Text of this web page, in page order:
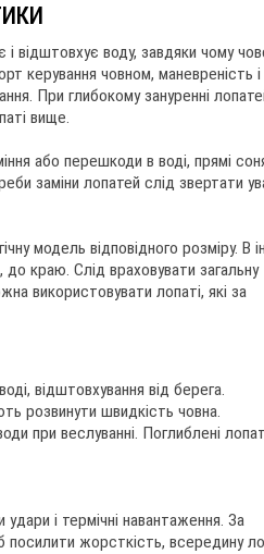
відштовхує воду, завдяки чому
керування човном, маневреність і
При глибокому зануренні
вище.
або перешкоди в воді, прямі
заміни лопатей слід звертати
модель відповідного розміру. В
до краю. Слід враховувати загальну
використовувати лопаті, які за
відштовхування від берега.
розвинути швидкість човна.
при веслуванні. Поглиблені
і термічні навантаження. За
посилити жорсткість, всередину